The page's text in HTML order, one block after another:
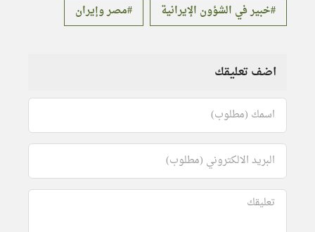
خبير في الشؤون الإيرانية
مصر وإيران
اضف تعليقك